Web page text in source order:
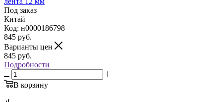
Под заказ
Китай
Код: н0000186798
845 руб.
Варианты цен
845 руб.
Подробности
В корзину